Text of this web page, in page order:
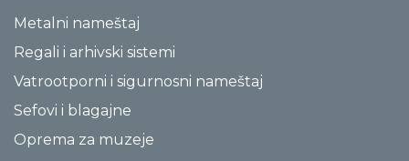
Metalni nameštaj
Regali i arhivski sistemi
Vatrootporni i sigurnosni nameštaj
Sefovi i blagajne
Oprema za muzeje